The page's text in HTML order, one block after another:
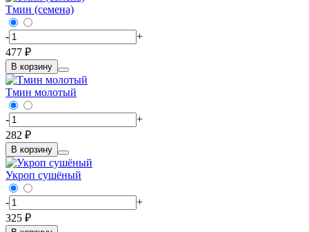
Тмин (семена)
-
+
477 ₽
В корзину
Тмин молотый
-
+
282 ₽
В корзину
Укроп сушёный
-
+
325 ₽